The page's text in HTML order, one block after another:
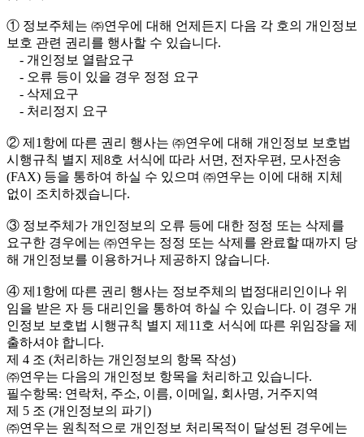
① 정보주체는 ㈜연우에 대해 언제든지 다음 각 호의 개인정보
보호 관련 권리를 행사할 수 있습니다.
- 개인정보 열람요구
- 오류 등이 있을 경우 정정 요구
- 삭제요구
- 처리정지 요구
② 제1항에 따른 권리 행사는 ㈜연우에 대해 개인정보 보호법
시행규칙 별지 제8호 서식에 따라 서면, 전자우편, 모사전송
(FAX) 등을 통하여 하실 수 있으며 ㈜연우는 이에 대해 지체
없이 조치하겠습니다.
③ 정보주체가 개인정보의 오류 등에 대한 정정 또는 삭제를
요구한 경우에는 ㈜연우는 정정 또는 삭제를 완료할 때까지 당
해 개인정보를 이용하거나 제공하지 않습니다.
④ 제1항에 따른 권리 행사는 정보주체의 법정대리인이나 위
임을 받은 자 등 대리인을 통하여 하실 수 있습니다. 이 경우 개
인정보 보호법 시행규칙 별지 제11호 서식에 따른 위임장을 제
출하셔야 합니다.
제 4 조 (처리하는 개인정보의 항목 작성)
㈜연우는 다음의 개인정보 항목을 처리하고 있습니다.
필수항목: 연락처, 주소, 이름, 이메일, 회사명, 거주지역
제 5 조 (개인정보의 파기)
㈜연우는 원칙적으로 개인정보 처리목적이 달성된 경우에는